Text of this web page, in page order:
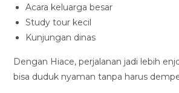
Acara keluarga besar
Study tour kecil
Kunjungan dinas
Dengan Hiace, perjalanan jadi lebih
bisa duduk nyaman tanpa harus